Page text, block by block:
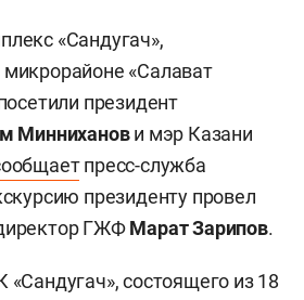
«Сандугач»,
«Салават
президент
Минниханови мэр Казани
пресс-служба
президенту провел
ГЖФМарат Зарипов.
состоящего из 18